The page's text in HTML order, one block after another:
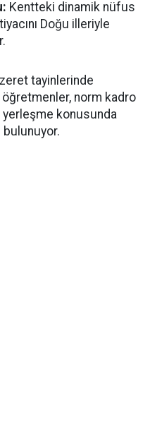
Kentteki dinamik nüfus
Doğu illeriyle
tayinlerinde
norm kadro
yerleşme konusunda